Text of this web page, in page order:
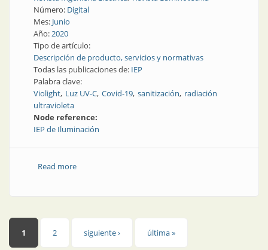
Número: Digital
Mes: Junio
Año:2020
Tipo de artículo:
Descripción de producto, servicios y normativas
Todas las publicaciones de: IEP
Palabra clave:
Violight Luz UV-C Covid-19 sanitización radiación
ultravioleta
Node reference:
IEP de Iluminación
Read moreabout Unidad sanitizante de industria nacional
Páginas
1 2 siguiente › última »